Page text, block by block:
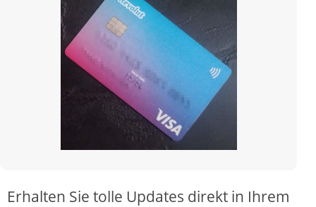
Erhalten Sie tolle Updates direkt in Ihrem